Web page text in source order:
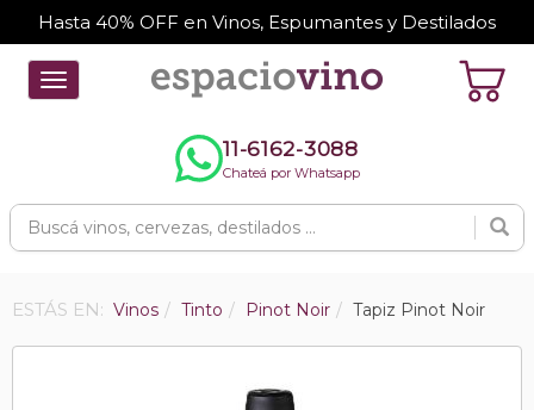
Hasta 40% OFF en Vinos, Espumantes y Destilados
Toggle
navigation
11-6162-3088
Chateá por Whatsapp
ESTÁS EN: Vinos Tinto Pinot Noir Tapiz Pinot Noir